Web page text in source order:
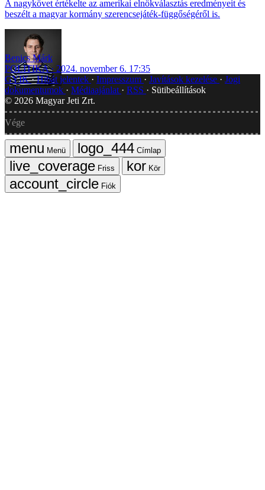
A nagykövet értékelte az amerikai elnökválasztás eredményeit és
beszélt a magyar kormány szerencsejáték-függőségéről is.
Benics Márk
POLITIKA
2024. november 6. 17:35
GYIK Hibát jelentek Impresszum Javítások kezelése
Jogi
dokumentumok
Médiaajánlat RSS
Sütibeállítások
© 2026 Magyar Jeti Zrt.
Vége
Menü
Címlap
Friss
Kör
Fiók